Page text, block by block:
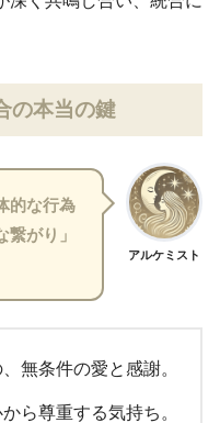
の本当の鍵
アルケミスト
的な行為
がり」
無条件の愛と感謝。
ら尊重する気持ち。